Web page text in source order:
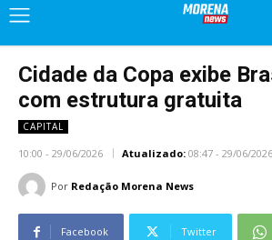
Cidade da Copa exibe
com estrutura gratuita
CAPITAL
10:00 - 29/06/2026 Atualizado: 08:47 - 29/06/2026
Por Redação Morena News
Facebook Twitter